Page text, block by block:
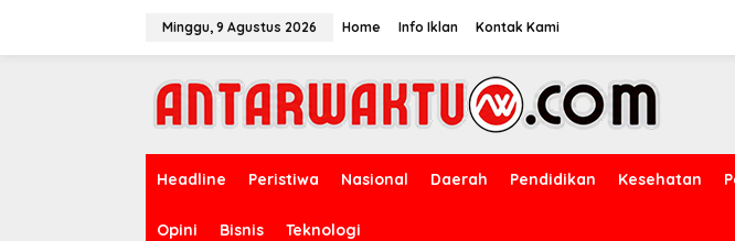
Minggu, 9 Agustus 2026 Home Info Iklan Kontak Kami
Headline Peristiwa Nasional Daerah Pendidikan Kesehatan
Opini Bisnis Teknologi